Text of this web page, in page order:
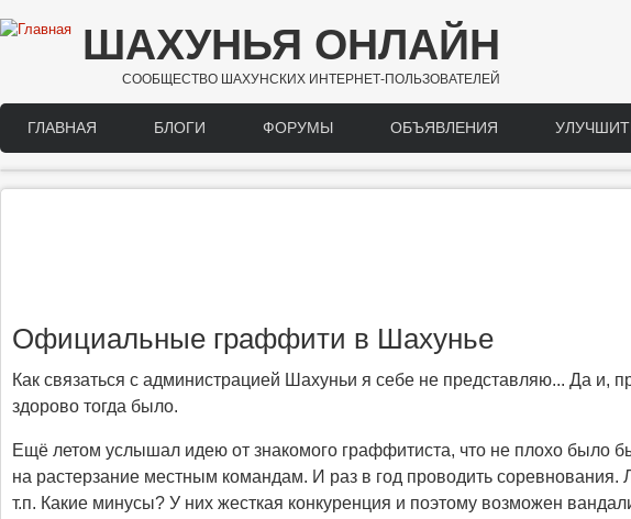
Перейти к основному содержанию
ШАХУНЬЯ ОНЛАЙН
СООБЩЕСТВО ШАХУНСКИХ ИНТЕРНЕТ-ПОЛЬЗОВАТЕЛЕЙ
Main menu
ГЛАВНАЯ БЛОГИ ФОРУМЫ ОБЪЯВЛЕНИЯ
Официальные граффити в Шахунье
Как связаться с администрацией Шахуньи я себе не представляю... Да и,
здорово тогда было.
Ещё летом услышал идею от знакомого граффитиста, что не плохо было
на растерзание местным командам. И раз в год проводить соревнования.
т.п. Какие минусы? У них жесткая конкуренция и поэтому возможен